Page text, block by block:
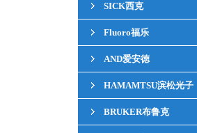
SICK西克
Fluoro福乐
AND爱安徳
HAMAMTSU滨松光子
BRUKER布鲁克